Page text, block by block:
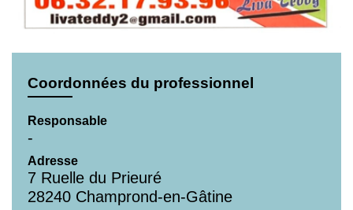
Coordonnées du professionnel
Responsable
-
Adresse
7 Ruelle du Prieuré
28240 Champrond-en-Gâtine